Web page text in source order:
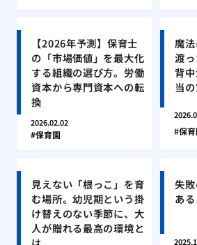
【2026年予測】保育士
の「市場価値」を最大化
する組織の選び方。労働
資本から専門資本への転
換
2026.02.02
保育園
魔
渡
背
当の
保
見えない「根っこ」を育
む場所。幼児期という掛
け替えのない季節に、大
人が贈れる最高の環境と
失
ある